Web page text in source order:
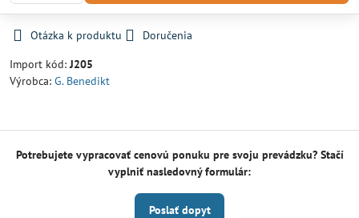
Otázka k produktu
Doručenia
Import kód:J205
Výrobca: G. Benedikt
Potrebujete vypracovať cenovú ponuku pre svoju prevádzku? Stačí
vyplniť nasledovný formulár:
Poslať dopyt